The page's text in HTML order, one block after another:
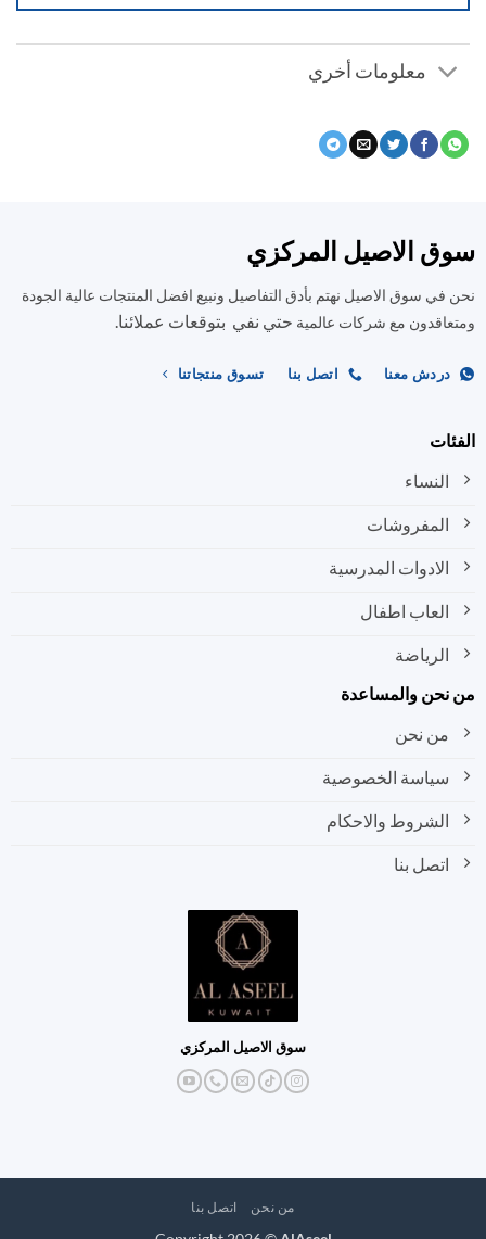
معلومات أخري
الاصيل المركزي
سوق الاصيل نهتم بأدق التفاصيل ونبيع افضل المنتجات عالية الجودة
مع شركات عالميةحتي نفي بتوقعات عملائنا.
دردش معنا اتصل بنا تسوق منتجاتنا
النساء
المفروشات
الادوات المدرسية
العاب اطفال
الرياضة
والمساعدة
من نحن
سياسة الخصوصية
الشروط والاحكام
اتصل بنا
سوق الاصيل المركزي
من نحن اتصل بنا